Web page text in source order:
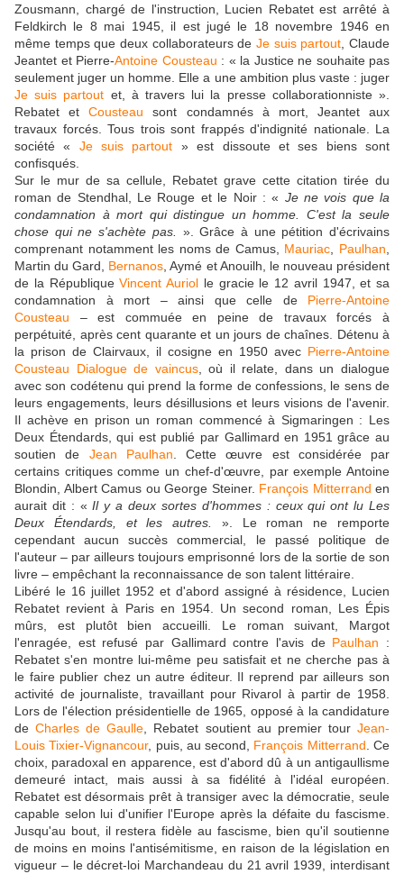
Zousmann, chargé de l'instruction, Lucien Rebatet est arrêté à
Feldkirch le 8 mai 1945, il est jugé le 18 novembre 1946 en
même temps que deux collaborateurs de Je suis partout , Claude
Jeantet et Pierre-Antoine Cousteau : « la Justice ne souhaite pas
seulement juger un homme. Elle a une ambition plus vaste : juger
Je suis partout et, à travers lui la presse collaborationniste ».
Rebatet etCousteau sont condamnés à mort, Jeantet aux
travaux forcés. Tous trois sont frappés d'indignité nationale. La
société « Je suis partout » est dissoute et ses biens sont
confisqués.
Sur le mur de sa cellule, Rebatet grave cette citation tirée du
roman de Stendhal, Le Rouge et le Noir : « Je ne vois que la
condamnation à mort qui distingue un homme. C'est la seule
chose qui ne s'achète pas.
». Grâce à une pétition d'écrivains
comprenant notamment les noms de Camus, Mauriac Paulhan
Martin du Gard, Bernanos , Aymé et Anouilh, le nouveau président
de la RépubliqueVincent Auriol le gracie le 12 avril 1947, et sa
condamnation à mort – ainsi que celle de Pierre-Antoine
Cousteau – est commuée en peine de travaux forcés à
perpétuité, après cent quarante et un jours de chaînes. Détenu à
la prison de Clairvaux, il cosigne en 1950 avec Pierre-Antoine
Cousteau
Dialogue de vaincus, où il relate, dans un dialogue
avec son codétenu qui prend la forme de confessions, le sens de
leurs engagements, leurs désillusions et leurs visions de l'avenir.
Il achève en prison un roman commencé à Sigmaringen : Les
Deux Étendards, qui est publié par Gallimard en 1951 grâce au
soutien de Jean Paulhan . Cette œuvre est considérée par
certains critiques comme un chef-d'œuvre, par exemple Antoine
Blondin, Albert Camus ou George Steiner. François Mitterrand en
aurait dit : «Il y a deux sortes d'hommes : ceux qui ont lu Les
Deux Étendards, et les autres.
». Le roman ne remporte
cependant aucun succès commercial, le passé politique de
l'auteur – par ailleurs toujours emprisonné lors de la sortie de son
livre – empêchant la reconnaissance de son talent littéraire.
Libéré le 16 juillet 1952 et d'abord assigné à résidence, Lucien
Rebatet revient à Paris en 1954. Un second roman, Les Épis
mûrs, est plutôt bien accueilli. Le roman suivant, Margot
l'enragée, est refusé par Gallimard contre l'avis de Paulhan :
Rebatet s'en montre lui-même peu satisfait et ne cherche pas à
le faire publier chez un autre éditeur. Il reprend par ailleurs son
activité de journaliste, travaillant pour Rivarol à partir de 1958.
Lors de l'élection présidentielle de 1965, opposé à la candidature
deCharles de Gaulle , Rebatet soutient au premier tourJean-
Louis Tixier-Vignancour, puis, au second, François Mitterrand . Ce
choix, paradoxal en apparence, est d'abord dû à un antigaullisme
demeuré intact, mais aussi à sa fidélité à l'idéal européen.
Rebatet est désormais prêt à transiger avec la démocratie, seule
capable selon lui d'unifier l'Europe après la défaite du fascisme.
Jusqu'au bout, il restera fidèle au fascisme, bien qu'il soutienne
de moins en moins l'antisémitisme, en raison de la législation en
vigueur – le décret-loi Marchandeau du 21 avril 1939, interdisant